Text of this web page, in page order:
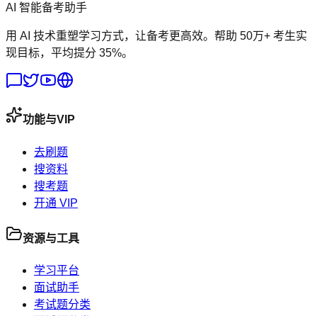
AI 智能备考助手
用 AI 技术重塑学习方式，让备考更高效。帮助 50万+ 考生实
现目标，平均提分 35%。
功能与VIP
去刷题
搜资料
搜考题
开通 VIP
资源与工具
学习平台
面试助手
考试题分类